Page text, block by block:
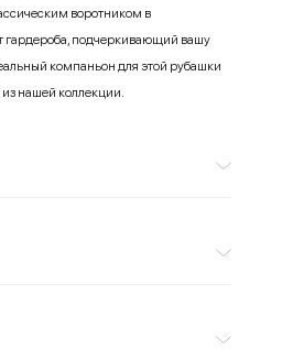
воротником в
гардероба, подчеркивающий вашу
компаньон для этой рубашки
нашей коллекции.